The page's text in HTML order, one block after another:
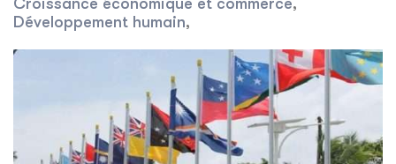
Développement humain,